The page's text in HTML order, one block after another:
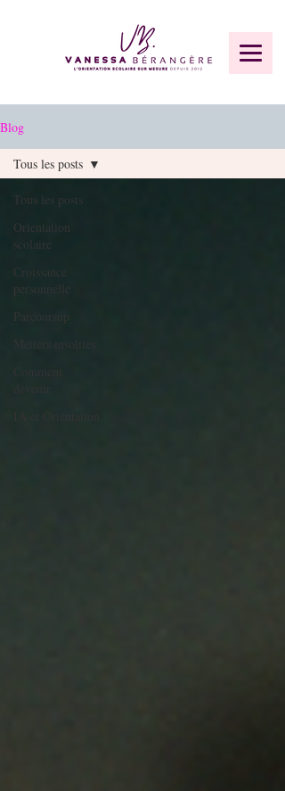
Blog
Tous les posts
Orientation
scolaire
Croissance
personnelle
Parcoursup
Métiers insolites
Comment
devenir
Tous les posts